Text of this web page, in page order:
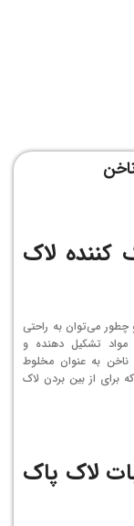
کننده لاک
می‌توان به راحتی
تشکیل دهنده و
ناخن به عنوان مخلوط
برای از بین بردن لاک
لاک پاک